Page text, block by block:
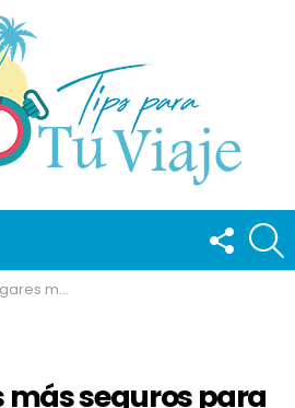
FOLLOW
US
para visitar en México
más seguros para